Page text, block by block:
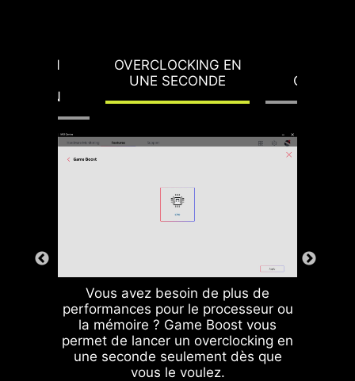
OVERCLOCKING EN
UNE SECONDE
Vous avez besoin de plus de
performances pour le processeur ou
la mémoire ? Game Boost vous
permet de lancer un overclocking en
une seconde seulement dès que
vous le voulez.